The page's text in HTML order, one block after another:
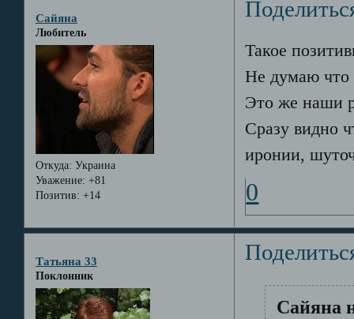
Сайяна
Любитель
Откуда: Украина
Уважение: +81
Позитив: +14
Такое
Не думаю что
Это же наши
Сразу видно
иронии,
0
Татьяна 33
Поклонник
Сайяна